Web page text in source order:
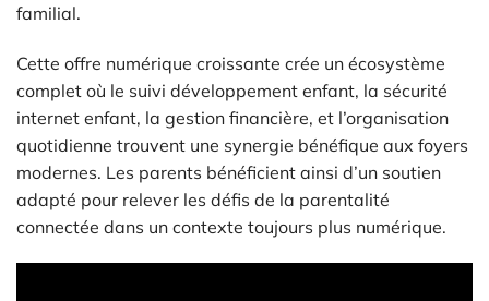
familial.
Cette offre numérique croissante crée un écosystème
complet où le suivi développement enfant, la sécurité
internet enfant, la gestion financière, et l’organisation
quotidienne trouvent une synergie bénéfique aux foyers
modernes. Les parents bénéficient ainsi d’un soutien
adapté pour relever les défis de la parentalité
connectée dans un contexte toujours plus numérique.